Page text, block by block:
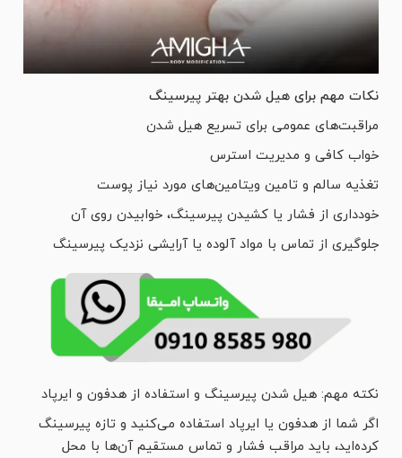
نکات مهم برای هیل شدن بهتر پیرسینگ
مراقبت‌های عمومی برای تسریع هیل شدن
خواب کافی و مدیریت استرس
تغذیه سالم و تامین ویتامین‌های مورد نیاز پوست
خودداری از فشار یا کشیدن پیرسینگ، خوابیدن روی آن
جلوگیری از تماس با مواد آلوده یا آرایشی نزدیک پیرسینگ
نکته مهم: هیل شدن پیرسینگ و استفاده از هدفون و ایرپاد
اگر شما از هدفون یا ایرپاد استفاده می‌کنید و تازه پیرسینگ
کرده‌اید، باید مراقب فشار و تماس مستقیم آن‌ها با محل